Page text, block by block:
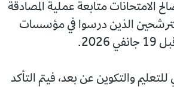
الامتحانات متابعة عملية المصادقة
المترشحين الذين درسوا في مؤسسات
والتكوين عن بعد، فيتم التأكد